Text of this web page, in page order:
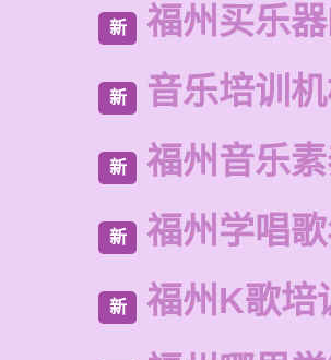
新 福州买乐
新 音乐培训
新 福州音乐
新 福州学唱
新 福州K歌培